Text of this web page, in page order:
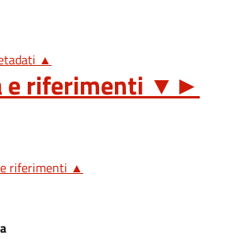
▲
e riferimenti ▼ ►
riferimenti ▲